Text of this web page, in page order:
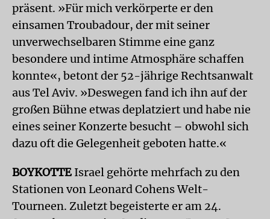
präsent. »Für mich verkörperte er den
einsamen Troubadour, der mit seiner
unverwechselbaren Stimme eine ganz
besondere und intime Atmosphäre schaffen
konnte«, betont der 52-jährige Rechtsanwalt
aus Tel Aviv. »Deswegen fand ich ihn auf der
großen Bühne etwas deplatziert und habe nie
eines seiner Konzerte besucht – obwohl sich
dazu oft die Gelegenheit geboten hatte.«
BOYKOTTE Israel gehörte mehrfach zu den
Stationen von Leonard Cohens Welt-
Tourneen. Zuletzt begeisterte er am 24.